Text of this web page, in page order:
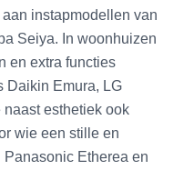
instapmodellen van
Seiya. In woonhuizen
en extra functies
Daikin Emura, LG
esthetiek ook
wie een stille en
Etherea en